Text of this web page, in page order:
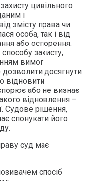
цивільного
і
змісту права чи
особа, так і від
або оспорення.
захисту,
вимог
досягнути
відновити
або не визнає
відновлення –
Судове рішення,
спонукати його
суд має
спосіб